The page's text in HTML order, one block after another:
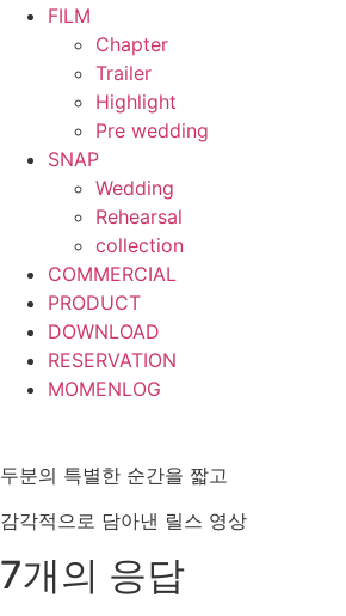
FILM
Chapter
Trailer
Highlight
Pre wedding
SNAP
Wedding
Rehearsal
collection
COMMERCIAL
PRODUCT
DOWNLOAD
RESERVATION
MOMENLOG
두분의 특별한 순간을 짧고
감각적으로 담아낸 릴스 영상
7개의 응답